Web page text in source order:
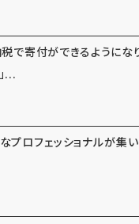
で寄付ができるようにな
...
プロフェッショナルが集